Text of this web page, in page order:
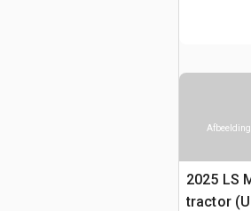
2025 LS
tractor